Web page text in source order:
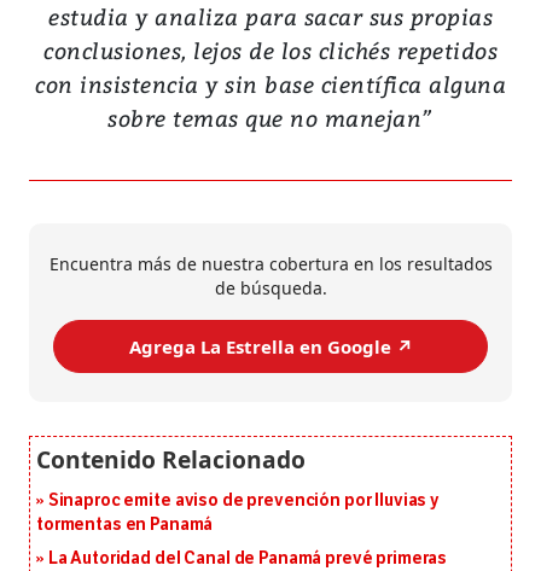
estudia y analiza para sacar sus propias
conclusiones, lejos de los clichés repetidos
con insistencia y sin base científica alguna
sobre temas que no manejan”
Encuentra más de nuestra cobertura en los resultados
de búsqueda.
Agrega La Estrella en Google ↗️
Sinaproc emite aviso de prevención por lluvias y
tormentas en Panamá
La Autoridad del Canal de Panamá prevé primeras